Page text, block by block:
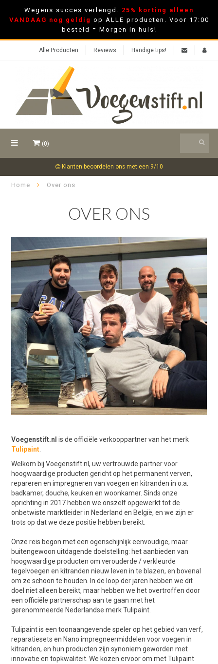
Wegens succes verlengd: 25% korting alleen
VANDAAG nog geldig op ALLE producten. Voor 17:00
besteld = Morgen in huis!
Alle Producten Reviews Handige tips!
(0)
Klanten beoordelen ons met een 9/10
Home Over ons
OVER ONS
Voegenstift.nl is de officiële verkooppartner van het merk
Tulipaint
Welkom bij Voegenstift.nl, uw vertrouwde partner voor
hoogwaardige producten gericht op het permanent verven,
repareren en impregneren van voegen en kitranden in o.a.
badkamer, douche, keuken en woonkamer. Sinds onze
oprichting in 2017 hebben we onszelf opgewerkt tot de
onbetwiste marktleider in Nederland en België, en we zijn er
trots op dat we deze positie hebben bereikt.
Onze reis begon met een ogenschijnlijk eenvoudige, maar
buitengewoon uitdagende doelstelling: het aanbieden van
hoogwaardige producten om verouderde / verkleurde
tegelvoegen en kitranden nieuw leven in te blazen, en bovenal
om ze schoon te houden. In de loop der jaren hebben we dit
doel niet alleen bereikt, maar hebben we het overtroffen door
een officiële partnerschap aan te gaan met het
gerenommeerde Nederlandse merk Tulipaint.
Tulipaint is een toonaangevende speler op het gebied van verf,
reparatiesets en Nano impregneermiddelen voor voegen in
kitranden, en hun producten zijn synoniem geworden met
innovatie en topkwaliteit. We kozen ervoor om met Tulipaint